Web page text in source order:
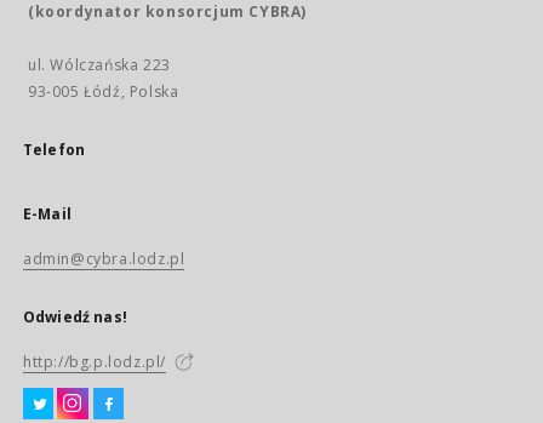
(koordynator konsorcjum CYBRA)
ul. Wólczańska 223
93-005 Łódź, Polska
Telefon
E-Mail
admin@cybra.lodz.pl
Odwiedź nas!
http://bg.p.lodz.pl/